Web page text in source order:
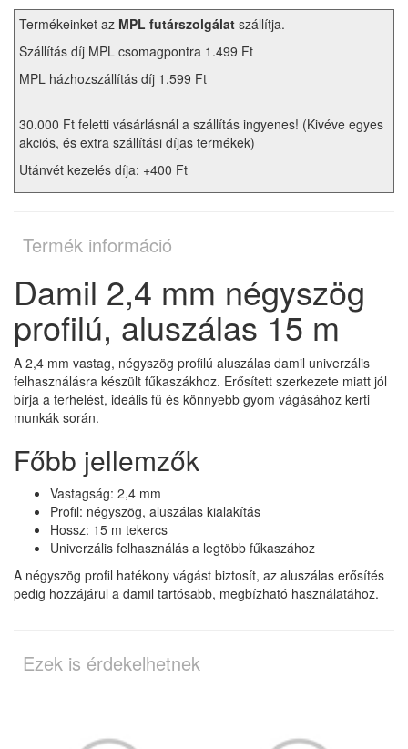
Termékeinket az MPL futárszolgálat szállítja.
Szállítás díj MPL csomagpontra 1.499 Ft
MPL házhozszállítás díj 1.599 Ft
30.000 Ft feletti vásárlásnál a szállítás ingyenes! (Kivéve egyes
akciós, és extra szállítási díjas termékek)
Utánvét kezelés díja: +400 Ft
Termék információ
Damil 2,4 mm négyszög
profilú, aluszálas 15 m
A 2,4 mm vastag, négyszög profilú aluszálas damil univerzális
felhasználásra készült fűkaszákhoz. Erősített szerkezete miatt jól
bírja a terhelést, ideális fű és könnyebb gyom vágásához kerti
munkák során.
Főbb jellemzők
Vastagság: 2,4 mm
Profil: négyszög, aluszálas kialakítás
Hossz: 15 m tekercs
Univerzális felhasználás a legtöbb fűkaszához
A négyszög profil hatékony vágást biztosít, az aluszálas erősítés
pedig hozzájárul a damil tartósabb, megbízható használatához.
Ezek is érdekelhetnek